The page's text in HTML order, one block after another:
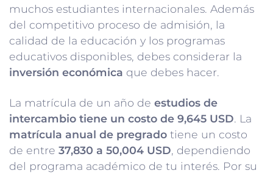
muchos estudiantes internacionales. Además
del competitivo proceso de admisión, la
calidad de la educación y los programas
educativos disponibles, debes considerar la
inversión económica que debes hacer.
La matrícula de un año de estudios de
intercambio tiene un costo de 9,645 USD. La
matrícula anual de pregrado tiene un costo
de entre 37,830 a 50,004 USD, dependiendo
del programa académico de tu interés. Por su